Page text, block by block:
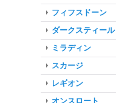
フィフスドーン
ダークスティール
ミラディン
スカージ
レギオン
オンスロート